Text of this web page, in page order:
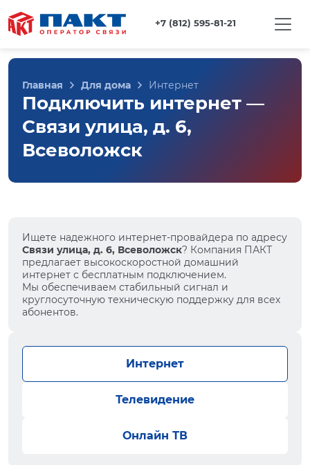
+7 (812) 595-81-21
Главная Для дома Интернет
Подключить интернет —
Связи улица, д. 6,
Всеволожск
Ищете надежного интернет-провайдера по адресу
Связи улица, д. 6, Всеволожск? Компания ПАКТ
предлагает высокоскоростной домашний
интернет с бесплатным подключением.
Мы обеспечиваем стабильный сигнал и
круглосуточную техническую поддержку для всех
абонентов.
Интернет
Телевидение
Онлайн ТВ